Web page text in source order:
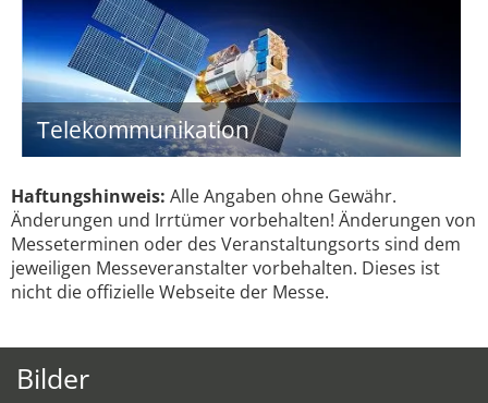
Telekommunikation
Haftungshinweis: Alle Angaben ohne Gewähr.
Änderungen und Irrtümer vorbehalten! Änderungen von
Messeterminen oder des Veranstaltungsorts sind dem
jeweiligen Messeveranstalter vorbehalten. Dieses ist
nicht die offizielle Webseite der Messe.
Bilder